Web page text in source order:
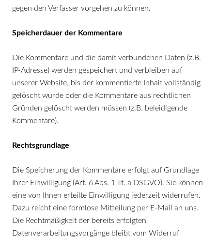
gegen den Verfasser vorgehen zu können.
Speicherdauer der Kommentare
Die Kommentare und die damit verbundenen Daten (z.B.
IP-Adresse) werden gespeichert und verbleiben auf
unserer Website, bis der kommentierte Inhalt vollständig
gelöscht wurde oder die Kommentare aus rechtlichen
Gründen gelöscht werden müssen (z.B. beleidigende
Kommentare).
Rechtsgrundlage
Die Speicherung der Kommentare erfolgt auf Grundlage
Ihrer Einwilligung (Art. 6 Abs. 1 lit. a DSGVO). Sie können
eine von Ihnen erteilte Einwilligung jederzeit widerrufen.
Dazu reicht eine formlose Mitteilung per E-Mail an uns.
Die Rechtmäßigkeit der bereits erfolgten
Datenverarbeitungsvorgänge bleibt vom Widerruf